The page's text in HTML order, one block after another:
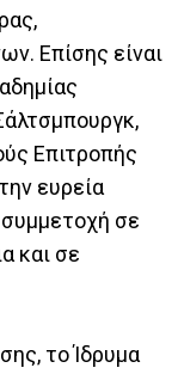
Επίσης είναι
Επιτροπής
ευρεία
σε
και σε
το Ίδρυμα